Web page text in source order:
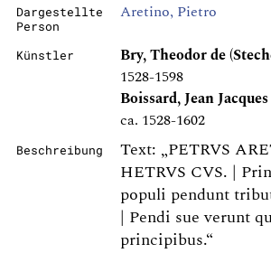
Dargestellte
Person
Aretino, Pietro
Künstler
Bry, Theodor de
1528-1598
Boissard, Jean
ca. 1528-1602
Beschreibung
Text: „PETRVS
HETRVS CVS. |
populi pendunt
| Pendi sue verunt
principibus.“